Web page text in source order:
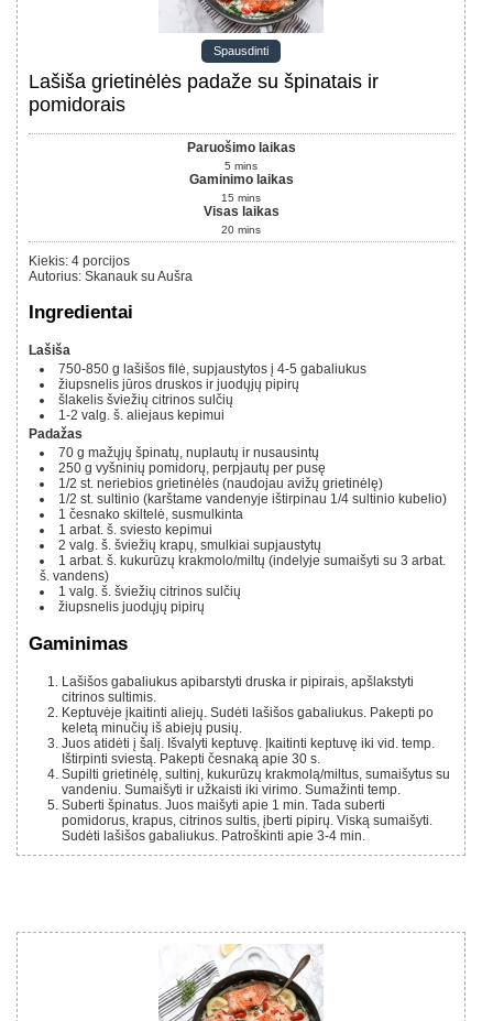
Spausdinti
Lašiša grietinėlės padaže su špinatais ir
pomidorais
Paruošimo laikas
5 mins
Gaminimo laikas
15 mins
Visas laikas
20 mins
Kiekis: 4 porcijos
Autorius: Skanauk su Aušra
Ingredientai
Lašiša
750-850 g lašišos filė, supjaustytos į 4-5 gabaliukus
žiupsnelis jūros druskos ir juodųjų pipirų
šlakelis šviežių citrinos sulčių
1-2 valg. š. aliejaus kepimui
Padažas
70 g mažųjų špinatų, nuplautų ir nusausintų
250 g vyšninių pomidorų, perpjautų per pusę
1/2 st. neriebios grietinėlės (naudojau avižų grietinėlę)
1/2 st. sultinio (karštame vandenyje ištirpinau 1/4 sultinio kubelio)
1 česnako skiltelė, susmulkinta
1 arbat. š. sviesto kepimui
2 valg. š. šviežių krapų, smulkiai supjaustytų
1 arbat. š. kukurūzų krakmolo/miltų (indelyje sumaišyti su 3 arbat.
š. vandens)
1 valg. š. šviežių citrinos sulčių
žiupsnelis juodųjų pipirų
Gaminimas
Lašišos gabaliukus apibarstyti druska ir pipirais, apšlakstyti
citrinos sultimis.
Keptuvėje įkaitinti aliejų. Sudėti lašišos gabaliukus. Pakepti po
keletą minučių iš abiejų pusių.
Juos atidėti į šalį. Išvalyti keptuvę. Įkaitinti keptuvę iki vid. temp.
Ištirpinti sviestą. Pakepti česnaką apie 30 s.
Supilti grietinėlę, sultinį, kukurūzų krakmolą/miltus, sumaišytus su
vandeniu. Sumaišyti ir užkaisti iki virimo. Sumažinti temp.
Suberti špinatus. Juos maišyti apie 1 min. Tada suberti
pomidorus, krapus, citrinos sultis, įberti pipirų. Viską sumaišyti.
Sudėti lašišos gabaliukus. Patroškinti apie 3-4 min.